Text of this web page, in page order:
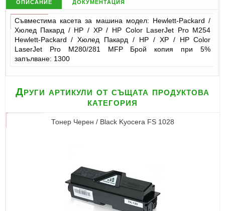
Съвместима касета за машина модел: Hewlett-Packard /
Хюлед Пакард / НР / ХР / HP Color LaserJet Pro M254
Hewlett-Packard / Хюлед Пакард / НР / ХР / HP Color
LaserJet Pro M280/281 MFP Брой копия при 5%
запълване: 1300
Други артикули от същата продуктова
категория
Тонер Черен / Black Kyocera FS 1028